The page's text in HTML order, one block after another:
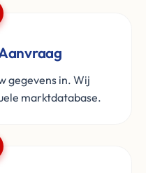
gegevens in. Wij
marktdatabase.